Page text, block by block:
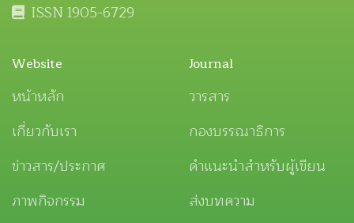
ISSN 1905-6729
Website
หน้าหลัก
เกี่ยวกับเรา
ข่าวสาร/ประกาศ
ภาพกิจกรรม
Journal
วารสาร
กองบรรณาธิการ
คำแนะนำสำหรับผู้เขียน
ส่งบทความ